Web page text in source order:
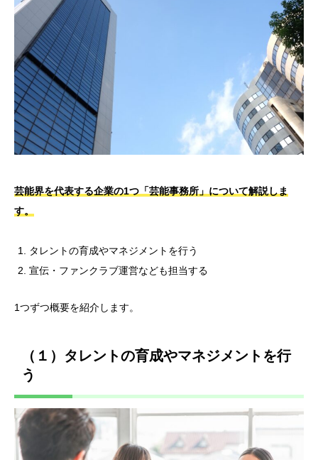
芸能界を代表する企業の1つ「芸能事務所」について解説しま
す。
タレントの育成やマネジメントを行う
宣伝・ファンクラブ運営なども担当する
1つずつ概要を紹介します。
（１）タレントの育成やマネジメントを行
う